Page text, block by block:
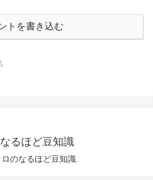
トを書き込む
るほど豆知識
のなるほど豆知識.